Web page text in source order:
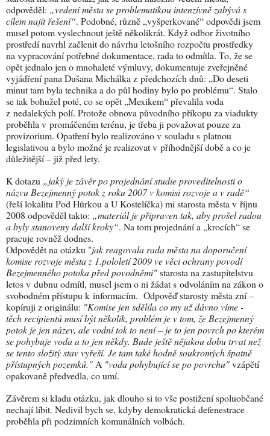
odpověděl: „vedení města se problematikou intenzívně zabývá s
cílem najít řešení“. Podobné, různě „vyšperkované“ odpovědi jsem
musel potom vyslechnout ještě několikrát. Když odbor životního
prostředí navrhl začlenit do návrhu letošního rozpočtu prostředky
na vypracování potřebné dokumentace, rada to odmítla. To, že se
opět jednalo jen o mnohaleté výmluvy, dokumentuje zveřejněné
vyjádření pana Dušana Michálka z předchozích dnů: „Do deseti
minut tam byla technika a do půl hodiny bylo po problému“. Stalo
se tak bohužel poté, co se opět „Mexikem“ převalila voda
z nedalekých polí. Protože obnova původního příkopu za viadukty
proběhla v promáčeném terénu, je třeba ji považovat pouze za
provizorium. Opatření bylo realizováno v souladu s platnou
legislativou a bylo možné je realizovat v příhodnější době a co je
důležitější – již před lety.
K dotazu „jaký je závěr po projednání studie proveditelnosti o
názvu Bezejmenný potok z roku 2007 v komisi rozvoje a v radě“
(řeší lokalitu Pod Hůrkou a U Kostelíčka) mi starosta města v říjnu
2008 odpověděl takto: „materiál je připraven tak, aby prošel radou
a byly stanoveny další kroky“. Na tom projednání a „krocích“ se
pracuje rovněž dodnes.
Odpovědět na otázku "jak reagovala rada města na doporučení
komise rozvoje města z 1.pololetí 2009 ve věci ochrany povodí
Bezejmenného potoka před povodněmi"starosta na zastupitelstvu
letos v dubnu odmítl, musel jsem o ni žádat s odvoláním na zákon o
svobodném přístupu k informacím. Odpověď starosty města zní –
kopíruji z originálu: "Komise jen sdělila co my už dávno víme -
těch recipientů musí být několik, problém je v tom, že Bezejmenný
potok je jen název, ale vodní tok to není – je to jen povrch po kterém
se pohybuje voda a to jen někdy. Bude ještě nějakou dobu trvat než
se tento složitý stav vyřeší. Je tam také hodně soukromých špatně
přístupných pozemků." A "voda pohybující se po povrchu"vzápětí
opakovaně předvedla, co umí.
Závěrem si kladu otázku, jak dlouho si to vše postižení spoluobčané
nechají líbit. Nedivil bych se, kdyby demokratická defenestrace
proběhla při podzimních komunálních volbách.